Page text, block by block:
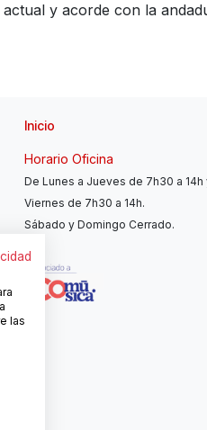
y acorde con la
Inicio
Horario Oficina
De Lunes a Jueves de 7h30 a 14h
Viernes de 7h30 a 14h.
Sábado y Domingo Cerrado.
las